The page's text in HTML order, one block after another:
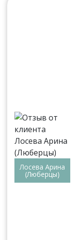
Лосева Арина
(Люберцы)